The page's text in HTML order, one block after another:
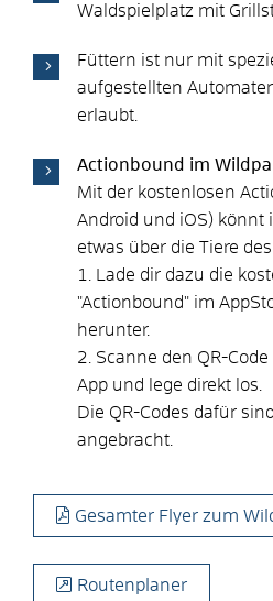
Waldspielplatz mit
Füttern ist nur mit
aufgestellten
erlaubt.
Actionbound im
Mit der kostenlosen
Android und iOS) könnt
etwas über die Tiere
1. Lade dir dazu die
"Actionbound" im
herunter.
2. Scanne den QR-
App und lege direkt los.
Die QR-Codes dafür
angebracht.
Gesamter Flyer zum
Routenplaner